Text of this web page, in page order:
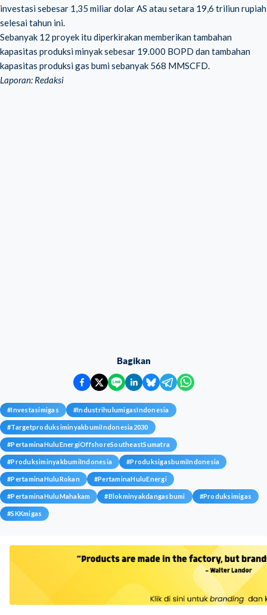
investasi sebesar 1,35 miliar dolar AS atau setara 19,6 triliun rupiah
selesai tahun ini.
Sebanyak 12 proyek itu diperkirakan memberikan tambahan
kapasitas produksi minyak sebesar 19.000 BOPD dan tambahan
kapasitas produksi gas bumi sebanyak 568 MMSCFD.
Laporan: Redaksi
Bagikan
#Investasimigas #IndustrihulumigasIndonesia
#TargetproduksiminyakbumiIndonesia2030
#PertaminaHuluEnergiOffshoreSoutheastSumatra
#ProduksiminyakbumiIndonesia #ProduksigasbumiIndonesia
#PertaminaHuluRokan #PertaminaHuluEnergi
#PertaminaHuluMahakam #Blokminyakdangasbumi #Produksimigas
#SKKmigas